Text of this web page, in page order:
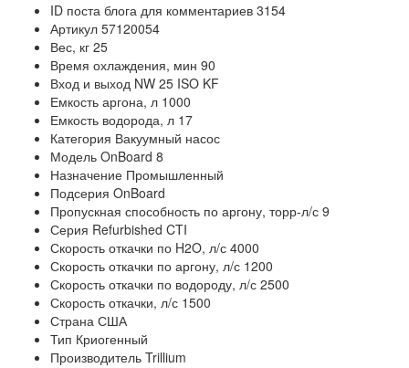
ID поста блога для комментариев 3154
Артикул 57120054
Вес, кг 25
Время охлаждения, мин 90
Вход и выход NW 25 ISO KF
Емкость аргона, л 1000
Емкость водорода, л 17
Категория Вакуумный насос
Модель OnBoard 8
Назначение Промышленный
Подсерия OnBoard
Пропускная способность по аргону, торр-л/с 9
Серия Refurbished CTI
Скорость откачки по H2O, л/с 4000
Скорость откачки по аргону, л/с 1200
Скорость откачки по водороду, л/с 2500
Скорость откачки, л/с 1500
Страна США
Тип Криогенный
Производитель Trillium